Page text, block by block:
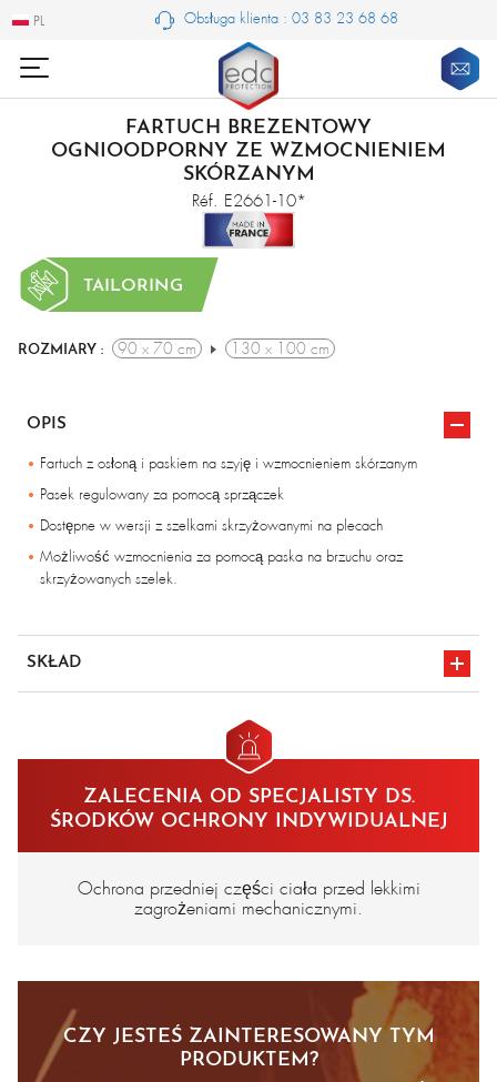
PL
PL Obsługa klienta : 03 83 23 68 68
FARTUCH BREZENTOWY
OGNIOODPORNY ZE WZMOCNIENIEM
SKÓRZANYM
Réf. E2661-10*
TAILORING
ROZMIARY : 90 x 70 cm 130 x 100 cm
OPIS
Fartuch z osłoną i paskiem na szyję i wzmocnieniem skórzanym
Pasek regulowany za pomocą sprzączek
Dostępne w wersji z szelkami skrzyżowanymi na plecach
Możliwość wzmocnienia za pomocą paska na brzuchu oraz
skrzyżowanych szelek.
SKŁAD
ZALECENIA OD SPECJALISTY DS.
ŚRODKÓW OCHRONY INDYWIDUALNEJ
Ochrona przedniej części ciała przed lekkimi
zagrożeniami mechanicznymi.
CZY JESTEŚ ZAINTERESOWANY TYM
PRODUKTEM?